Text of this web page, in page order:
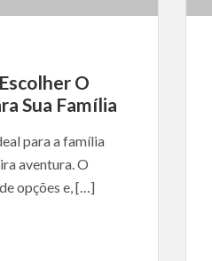
O
Sua Família
para a família
aventura. O
opções e, […]